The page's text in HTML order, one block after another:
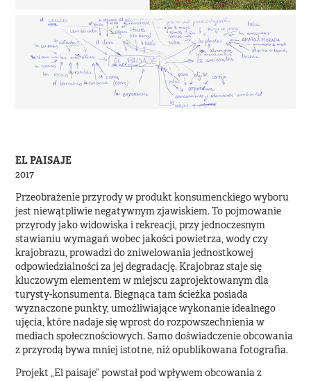
EL PAISAJE
2017
Przeobrażenie przyrody w produkt konsumenckiego wyboru
jest niewątpliwie negatywnym zjawiskiem. To pojmowanie
przyrody jako widowiska i rekreacji, przy jednoczesnym
stawianiu wymagań wobec jakości powietrza, wody czy
krajobrazu, prowadzi do zniwelowania jednostkowej
odpowiedzialności za jej degradację. Krajobraz staje się
kluczowym elementem w miejscu zaprojektowanym dla
turysty-konsumenta. Biegnąca tam ścieżka posiada
wyznaczone punkty, umożliwiające wykonanie idealnego
ujęcia, które nadaje się wprost do rozpowszechnienia w
mediach społecznościowych. Samo doświadczenie obcowania
z przyrodą bywa mniej istotne, niż opublikowana fotografia.
Projekt „El paisaje” powstał pod wpływem obcowania z